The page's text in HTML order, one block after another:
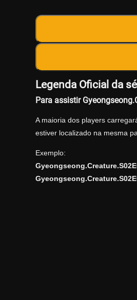
Legenda Oficial da
Para assistir
A maioria dos players
estiver localizado na mesma
Exemplo: